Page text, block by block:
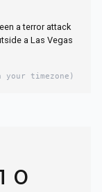
a terror attack
a Las Vegas
timezone)
о